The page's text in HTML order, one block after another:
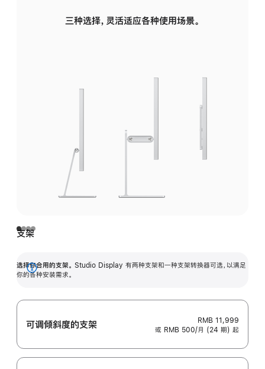
三种选择，灵活适应各种使用场景。
支架
选择你合用的支架。 Studio Display 有两种支架和一种支架转换器可选，以满足
你的各种安装需求。
展
可调倾斜度的支架
RMB 11,999
或 RMB 500/月 (24 期) 起